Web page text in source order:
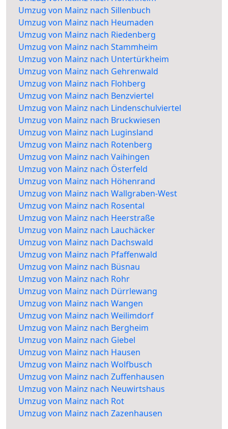
Umzug von Mainz nach Sillenbuch
Umzug von Mainz nach Heumaden
Umzug von Mainz nach Riedenberg
Umzug von Mainz nach Stammheim
Umzug von Mainz nach Untertürkheim
Umzug von Mainz nach Gehrenwald
Umzug von Mainz nach Flohberg
Umzug von Mainz nach Benzviertel
Umzug von Mainz nach Lindenschulviertel
Umzug von Mainz nach Bruckwiesen
Umzug von Mainz nach Luginsland
Umzug von Mainz nach Rotenberg
Umzug von Mainz nach Vaihingen
Umzug von Mainz nach Österfeld
Umzug von Mainz nach Höhenrand
Umzug von Mainz nach Wallgraben-West
Umzug von Mainz nach Rosental
Umzug von Mainz nach Heerstraße
Umzug von Mainz nach Lauchäcker
Umzug von Mainz nach Dachswald
Umzug von Mainz nach Pfaffenwald
Umzug von Mainz nach Büsnau
Umzug von Mainz nach Rohr
Umzug von Mainz nach Dürrlewang
Umzug von Mainz nach Wangen
Umzug von Mainz nach Weilimdorf
Umzug von Mainz nach Bergheim
Umzug von Mainz nach Giebel
Umzug von Mainz nach Hausen
Umzug von Mainz nach Wolfbusch
Umzug von Mainz nach Zuffenhausen
Umzug von Mainz nach Neuwirtshaus
Umzug von Mainz nach Rot
Umzug von Mainz nach Zazenhausen